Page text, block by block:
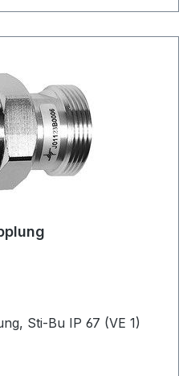
Telegärtner: 7-16 Kupplung, Sti-Bu IP 67 (VE 1)